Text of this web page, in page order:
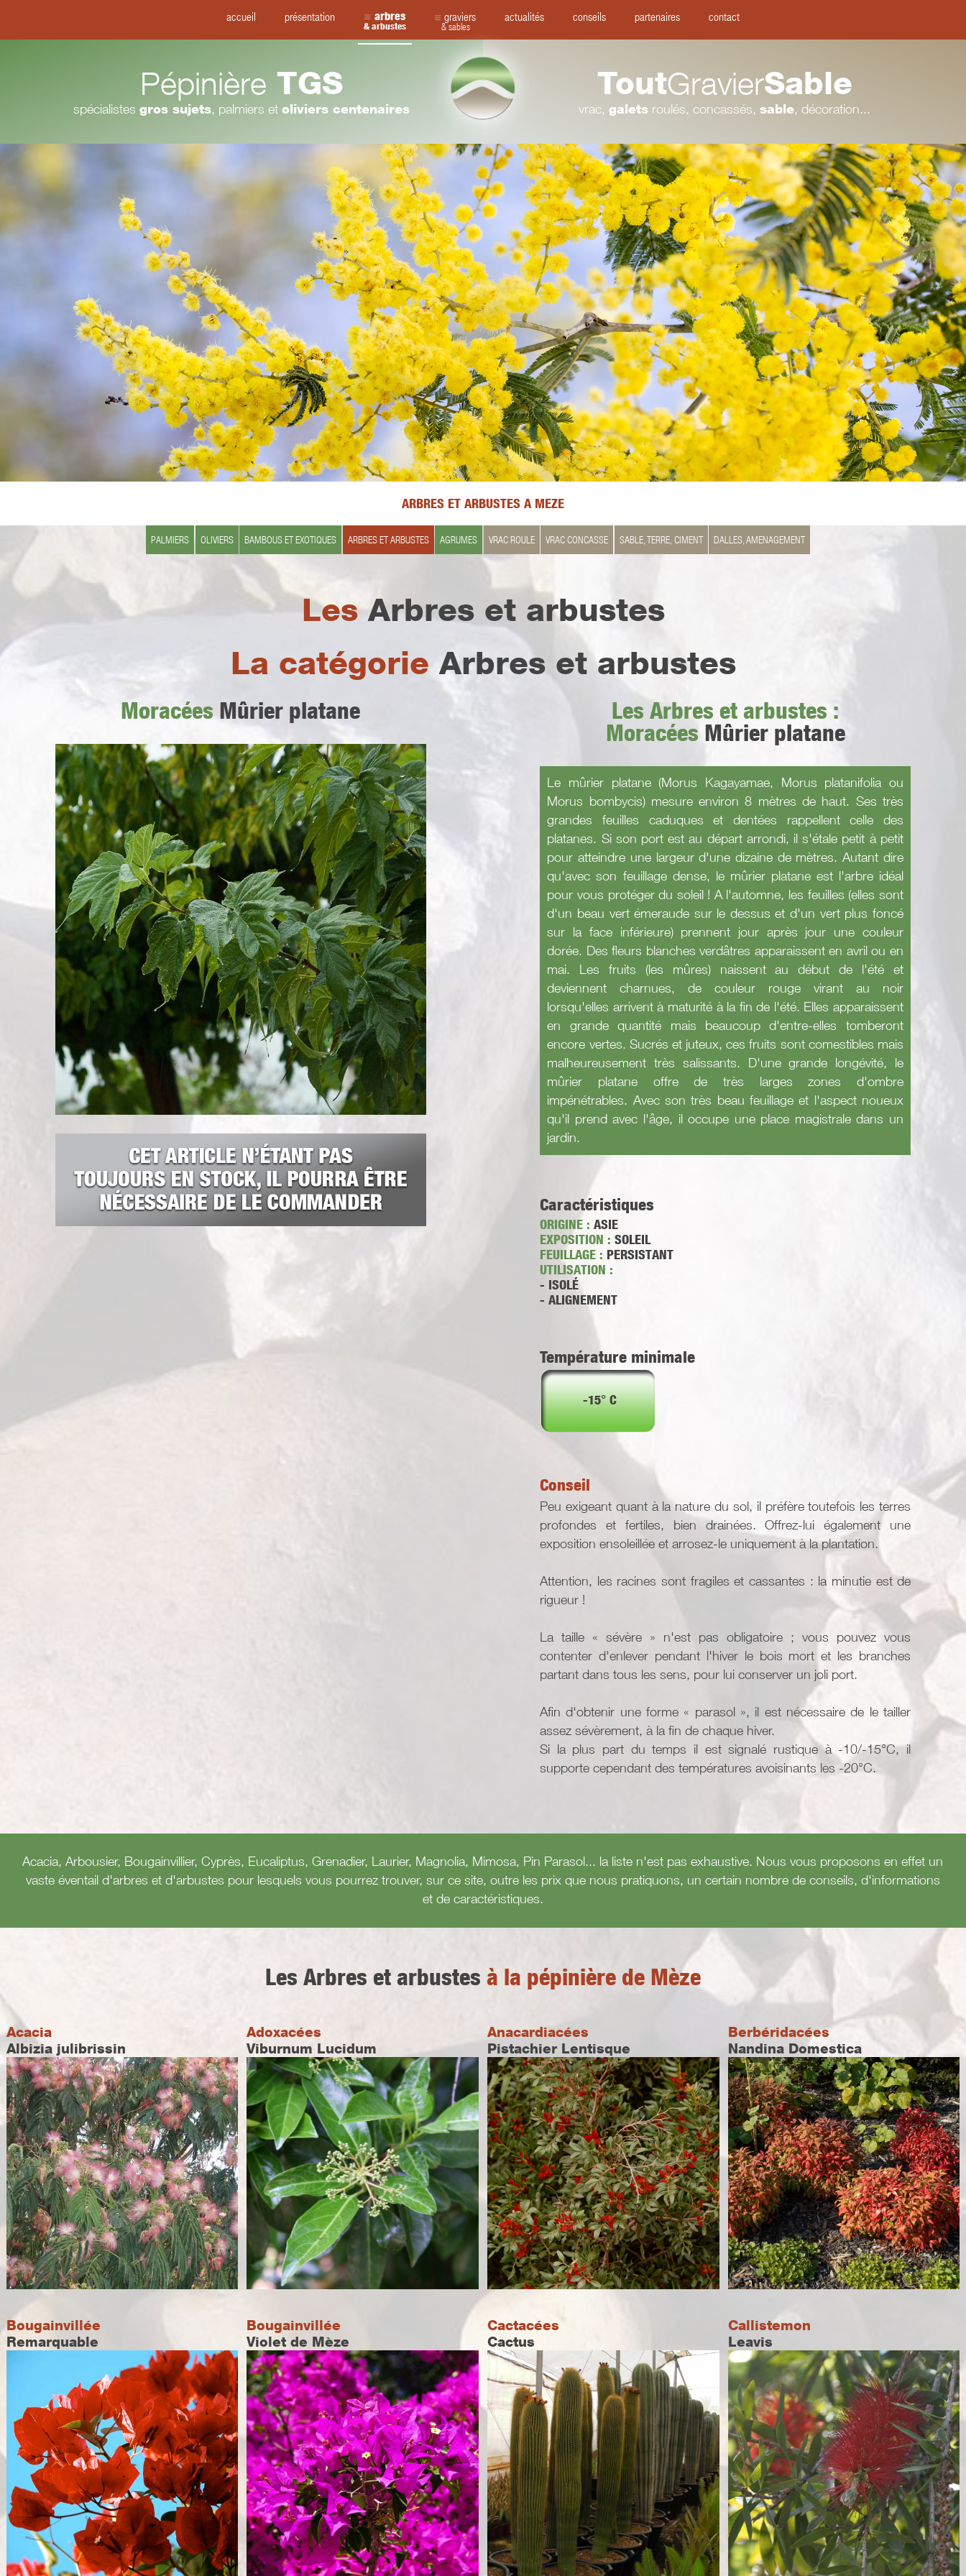
accueil présentation arbres
& arbustes
graviers
& sables
actualités conseils partenaires contact
Pépinière TGS
spécialistes gros sujets, palmiers et oliviers centenaires
ToutGravierSable
vrac, galets roulés, concassés, sable, décoration...
ARBRES ET ARBUSTES A MEZE
PALMIERS OLIVIERS BAMBOUS ET EXOTIQUES ARBRES ET ARBUSTES AGRUMES VRAC ROULE VRAC CONCASSE SABLE, TERRE, CIMENT DALLES, AMENAGEMENT
LesArbres et arbustes
La catégorie Arbres et arbustes
Moracées Mûrier platane Les Arbres et arbustes :
Moracées Mûrier platane
Le mûrier platane (Morus Kagayamae, Morus platanifolia ou
Morus bombycis) mesure environ 8 mètres de haut. Ses très
grandes feuilles caduques et dentées rappellent celle des
platanes. Si son port est au départ arrondi, il s'étale petit à petit
pour atteindre une largeur d'une dizaine de mètres. Autant dire
qu'avec son feuillage dense, le mûrier platane est l'arbre idéal
pour vous protéger du soleil ! A l'automne, les feuilles (elles sont
d'un beau vert émeraude sur le dessus et d'un vert plus foncé
sur la face inférieure) prennent jour après jour une couleur
dorée. Des fleurs blanches verdâtres apparaissent en avril ou en
mai. Les fruits (les mûres) naissent au début de l'été et
deviennent charnues, de couleur rouge virant au noir
lorsqu'elles arrivent à maturité à la fin de l'été. Elles apparaissent
en grande quantité mais beaucoup d'entre-elles tomberont
encore vertes. Sucrés et juteux, ces fruits sont comestibles mais
malheureusement très salissants. D'une grande longévité, le
mûrier platane offre de très larges zones d'ombre
impénétrables. Avec son très beau feuillage et l'aspect noueux
qu'il prend avec l'âge, il occupe une place magistrale dans un
jardin.
Caractéristiques
ORIGINE : ASIE
EXPOSITION : SOLEIL
FEUILLAGE : PERSISTANT
UTILISATION :
- ISOLÉ
- ALIGNEMENT
Température minimale
-15° C
Conseil
Peu exigeant quant à la nature du sol, il préfère toutefois les terres
profondes et fertiles, bien drainées. Offrez-lui également une
exposition ensoleillée et arrosez-le uniquement à la plantation.
Attention, les racines sont fragiles et cassantes : la minutie est de
rigueur !
La taille « sévère » n'est pas obligatoire ; vous pouvez vous
contenter d'enlever pendant l'hiver le bois mort et les branches
partant dans tous les sens, pour lui conserver un joli port.
Afin d'obtenir une forme « parasol », il est nécessaire de le tailler
assez sévèrement, à la fin de chaque hiver.
Si la plus part du temps il est signalé rustique à -10/-15°C, il
supporte cependant des températures avoisinants les -20°C.
Acacia, Arbousier, Bougainvillier, Cyprès, Eucaliptus, Grenadier, Laurier, Magnolia, Mimosa, Pin Parasol... la liste n'est pas exhaustive. Nous vous proposons en effet un
vaste éventail d'arbres et d'arbustes pour lesquels vous pourrez trouver, sur ce site, outre les prix que nous pratiquons, un certain nombre de conseils, d'informations
et de caractéristiques.
Les Arbres et arbustes à la pépinière de Mèze
Acacia
Albizia julibrissin
Adoxacées
Viburnum Lucidum
Anacardiacées
Pistachier Lentisque
Berbéridacées
Nandina Domestica
Bougainvillée
Remarquable
Bougainvillée
Violet de Mèze
Cactacées
Cactus
Callistemon
Leavis